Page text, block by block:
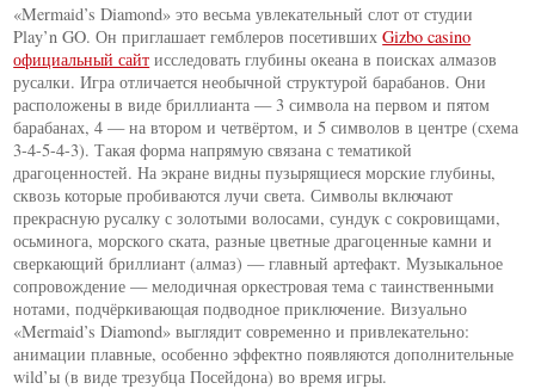
«Mermaid’s Diamond» это весьма увлекательный слот от студии
Play’n GO. Он приглашает гемблеров посетившихGizbo casino
официальный сайт исследовать глубины океана в поисках алмазов
русалки. Игра отличается необычной структурой барабанов. Они
расположены в виде бриллианта — 3 символа на первом и пятом
барабанах, 4 — на втором и четвёртом, и 5 символов в центре (схема
3-4-5-4-3). Такая форма напрямую связана с тематикой
драгоценностей. На экране видны пузырящиеся морские глубины,
сквозь которые пробиваются лучи света. Символы включают
прекрасную русалку с золотыми волосами, сундук с сокровищами,
осьминога, морского ската, разные цветные драгоценные камни и
сверкающий бриллиант (алмаз) — главный артефакт. Музыкальное
сопровождение — мелодичная оркестровая тема с таинственными
нотами, подчёркивающая подводное приключение. Визуально
«Mermaid’s Diamond» выглядит современно и привлекательно:
анимации плавные, особенно эффектно появляются дополнительные
wild’ы (в виде трезубца Посейдона) во время игры.